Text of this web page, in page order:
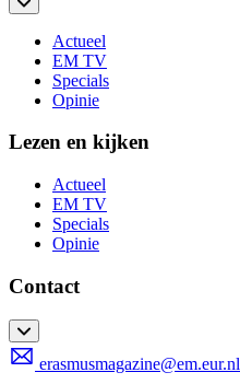
Actueel
EM TV
Specials
Opinie
Lezen en kijken
Actueel
EM TV
Specials
Opinie
Contact
erasmusmagazine@em.eur.nl